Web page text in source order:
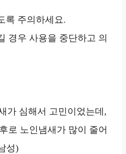
록 주의하세요.
경우 사용을 중단하고 의
가 심해서 고민이었는데,
로 노인냄새가 많이 줄어
성)